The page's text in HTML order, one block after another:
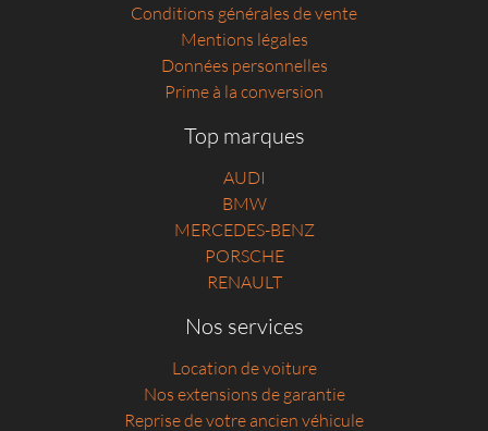
Conditions générales de vente
Mentions légales
Données personnelles
Prime à la conversion
Top marques
AUDI
BMW
MERCEDES-BENZ
PORSCHE
RENAULT
Nos services
Location de voiture
Nos extensions de garantie
Reprise de votre ancien véhicule